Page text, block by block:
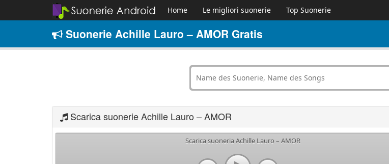
Home Le migliori suonerie Top Suonerie
Suonerie Achille Lauro – AMOR Gratis
Scarica suonerie Achille Lauro – AMOR
Scarica suoneria Achille Lauro – AMOR